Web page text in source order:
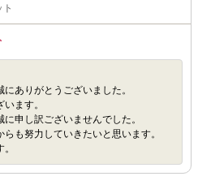
ありがとうございました。
ます。
申し訳ございませんでした。
も努力していきたいと思います。